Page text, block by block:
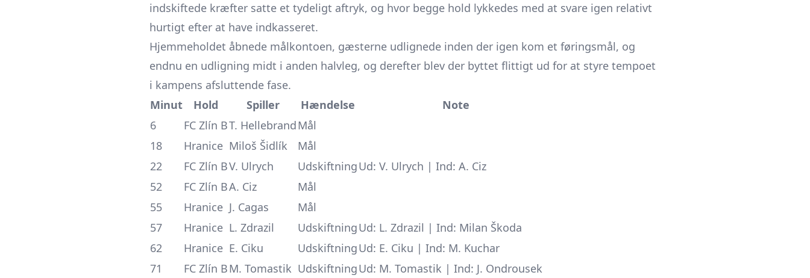
indskiftede kræfter satte et tydeligt aftryk, og hvor begge hold lykkedes med at svare igen relativt
hurtigt efter at have indkasseret.
Hjemmeholdet åbnede målkontoen, gæsterne udlignede inden der igen kom et føringsmål, og
endnu en udligning midt i anden halvleg, og derefter blev der byttet flittigt ud for at styre tempoet
i kampens afsluttende fase.
Minut
Hold Spiller Hændelse
Note
6
FC Zlín BT. HellebrandMål
18
Hranice Miloš Šidlík
Mål
22
FC Zlín BV. Ulrych UdskiftningUd: V. Ulrych | Ind: A. Ciz
52
FC Zlín BA. Ciz
Mål
55
Hranice J. Cagas
Mål
57
Hranice L. Zdrazil UdskiftningUd: L. Zdrazil | Ind: Milan Škoda
62
Hranice E. Ciku UdskiftningUd: E. Ciku | Ind: M. Kuchar
71
FC Zlín BM. Tomastik UdskiftningUd: M. Tomastik | Ind: J. Ondrousek